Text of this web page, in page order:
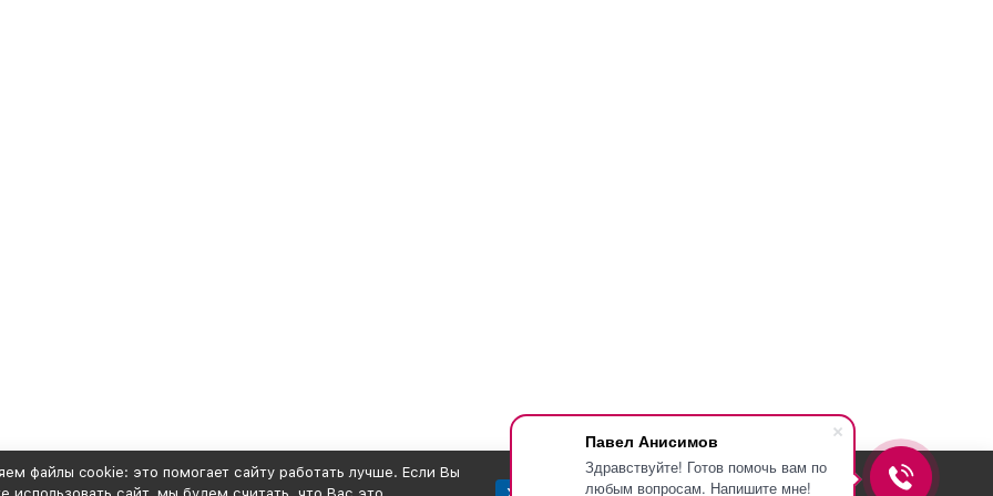
Павел Анисимов
Здравствуйте! Готов помочь вам по
любым вопросам. Напишите мне!
файлы cookie: это помогает сайту работать лучше. Если Вы
Хорошо